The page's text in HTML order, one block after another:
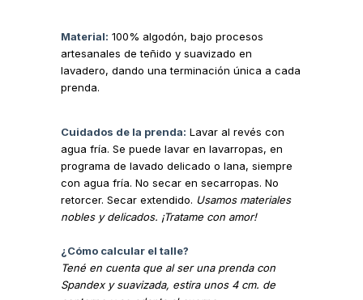
Material: 100% algodón, bajo procesos
artesanales de teñido y suavizado en
lavadero, dando una terminación única a cada
prenda.
Cuidados de la prenda: Lavar al revés con
agua fría. Se puede lavar en lavarropas, en
programa de lavado delicado o lana, siempre
con agua fría. No secar en secarropas. No
retorcer. Secar extendido. Usamos materiales
nobles y delicados. ¡Tratame con amor!
¿Cómo calcular el talle?
Tené en cuenta que al ser una prenda con
Spandex y suavizada, estira unos 4cm. de